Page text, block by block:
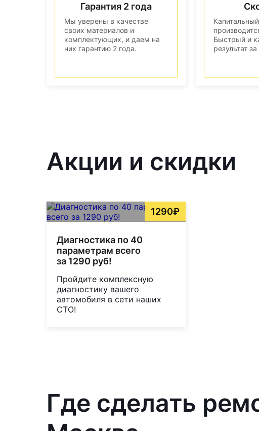
Гарантия 2 года
Мы уверены в качестве
своих материалов и
комплектующих, и даем на
них гарантию 2 года.
Быстрый и
результат
Акции и скидки
1290₽
Диагностика по 40
параметрам всего
за 1290 руб!
Пройдите комплексную
диагностику вашего
автомобиля в сети наших
СТО!
Где сделать